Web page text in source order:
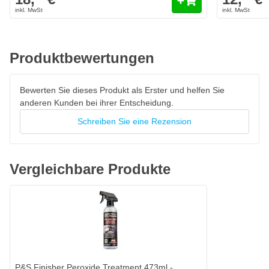
Produktbewertungen
Bewerten Sie dieses Produkt als Erster und helfen Sie
anderen Kunden bei ihrer Entscheidung.
Schreiben Sie eine Rezension
Vergleichbare Produkte